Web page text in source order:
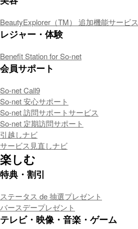
BeautyExplorer（TM） 追加機能サービス
レジャー・体験
Benefit Station for So-net
会員サポート
So-net Call9
So-net 安心サポート
So-net 訪問サポートサービス
So-net 定期訪問サポート
引越しナビ
サービス見直しナビ
楽しむ
特典・割引
ステータス de 抽選プレゼント
バースデープレゼント
テレビ・映像・音楽・ゲーム